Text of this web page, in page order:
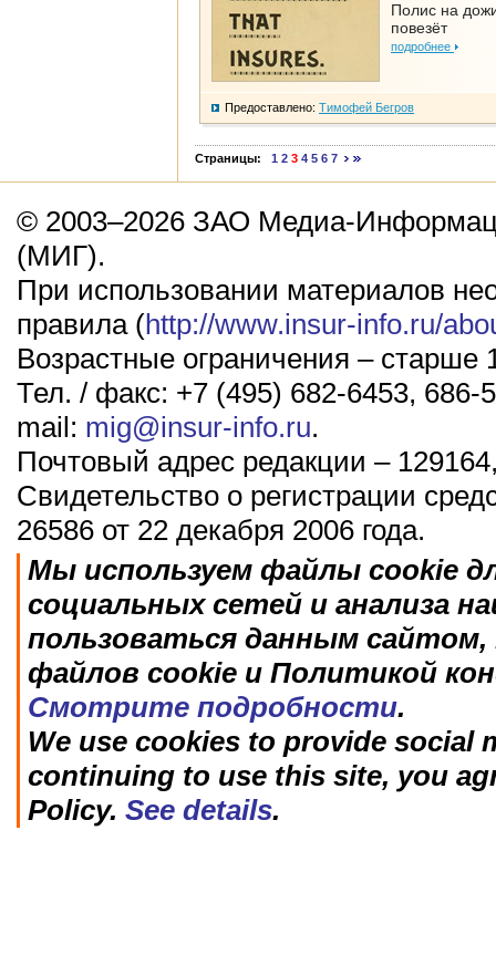
Полис на
повезёт
подробнее
Предоставлено: Тимофей Бегров
Страницы: 1 2 3 4 5 6 7
© 2003–2026 ЗАО Медиа-
(МИГ).
При использовании материалов
правила (http://www.insur-info.ru/
Возрастные ограничения – старше
Тел. / факс: +7 (495) 682-6453, 686-
mail: mig@insur-info.ru.
Почтовый адрес редакции –
Свидетельство о регистрации
26586 от 22 декабря 2006 года.
Мы используем файлы cookie
социальных сетей и анализа
пользоваться данным
файлов cookie и Политикой
Смотрите подробности.
We use cookies to provide social
continuing to use this site, you
Policy. See details.